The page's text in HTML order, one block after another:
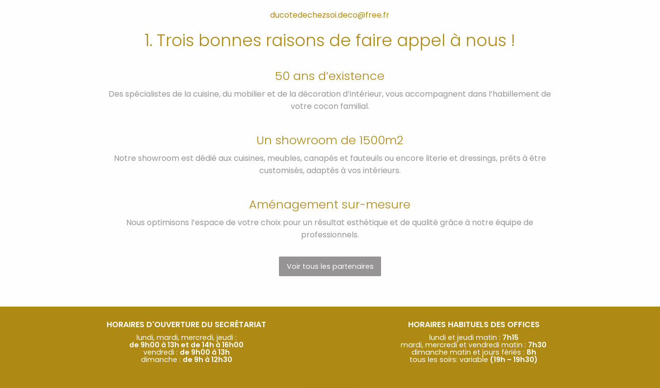
ducotedechezsoi.deco@free.fr
1. Trois bonnes raisons de faire appel à nous !
50 ans d’existence
Des spécialistes de la cuisine, du mobilier et de la décoration d’intérieur, vous accompagnent dans l’habillement de
votre cocon familial.
Un showroom de 1500m2
Notre showroom est dédié aux cuisines, meubles, canapés et fauteuils ou encore literie et dressings, prêts à être
customisés, adaptés à vos intérieurs.
Aménagement sur-mesure
Nous optimisons l’espace de votre choix pour un résultat esthétique et de qualité grâce à notre équipe de
professionnels.
Voir tous les partenaires
HORAIRES D'OUVERTURE DU SECRÉTARIAT
lundi, mardi, mercredi, jeudi :
de 9h00 à 13h et de 14h à 16h00
vendredi : de 9h00 à 13h
dimanche : de 9h à 12h30
HORAIRES HABITUELS DES OFFICES
lundi et jeudi matin : 7h15
mardi, mercredi et vendredi matin : 7h30
dimanche matin et jours fériés : 8h
tous les soirs: variable (19h – 19h30)